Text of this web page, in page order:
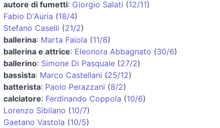
autore di fumetti: Giorgio Salati (12/11)
Fabio D'Auria (18/4)
Stefano Caselli (21/2)
ballerina: Marta Faiola (11/8)
ballerina e attrice: Eleonora Abbagnato (30/6)
ballerino: Simone Di Pasquale (27/2)
bassista: Marco Castellani (25/12)
batterista: Paolo Perazzani (8/2)
calciatore: Ferdinando Coppola (10/6)
Lorenzo Sibilano (10/7)
Gaetano Vastola (10/5)